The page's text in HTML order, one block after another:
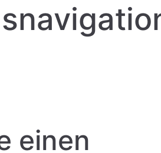
einen